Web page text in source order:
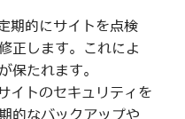
期的にサイトを点検
正します。これによ
保たれます。
イトのセキュリティを
的なバックアップや